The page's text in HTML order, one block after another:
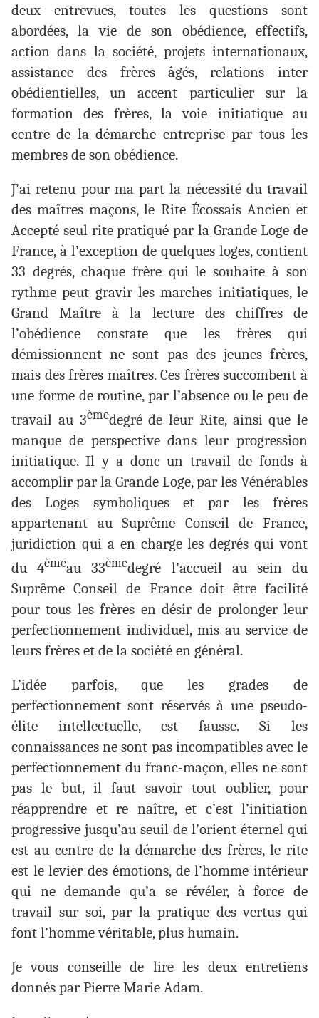
deux entrevues, toutes les questions sont
abordées, la vie de son obédience, effectifs,
action dans la société, projets internationaux,
assistance des frères âgés, relations inter
obédientielles, un accent particulier sur la
formation des frères, la voie initiatique au
centre de la démarche entreprise par tous les
membres de son obédience.
J’ai retenu pour ma part la nécessité du travail
des maîtres maçons, le Rite Écossais Ancien et
Accepté seul rite pratiqué par la Grande Loge de
France, à l’exception de quelques loges, contient
33 degrés, chaque frère qui le souhaite à son
rythme peut gravir les marches initiatiques, le
Grand Maître à la lecture des chiffres de
l’obédience constate que les frères qui
démissionnent ne sont pas des jeunes frères,
mais des frères maîtres. Ces frères succombent à
une forme de routine, par l’absence ou le peu de
travail au 3èmedegré de leur Rite, ainsi que le
manque de perspective dans leur progression
initiatique. Il y a donc un travail de fonds à
accomplir par la Grande Loge, par les Vénérables
des Loges symboliques et par les frères
appartenant au Suprême Conseil de France,
juridiction qui a en charge les degrés qui vont
du 4èmeau 33èmedegré l’accueil au sein du
Suprême Conseil de France doit être facilité
pour tous les frères en désir de prolonger leur
perfectionnement individuel, mis au service de
leurs frères et de la société en général.
L’idée parfois, que les grades de
perfectionnement sont réservés à une pseudo-
élite intellectuelle, est fausse. Si les
connaissances ne sont pas incompatibles avec le
perfectionnement du franc-maçon, elles ne sont
pas le but, il faut savoir tout oublier, pour
réapprendre et re naître, et c’est l’initiation
progressive jusqu’au seuil de l’orient éternel qui
est au centre de la démarche des frères, le rite
est le levier des émotions, de l’homme intérieur
qui ne demande qu’a se révéler, à force de
travail sur soi, par la pratique des vertus qui
font l’homme véritable, plus humain.
Je vous conseille de lire les deux entretiens
donnés par Pierre Marie Adam.